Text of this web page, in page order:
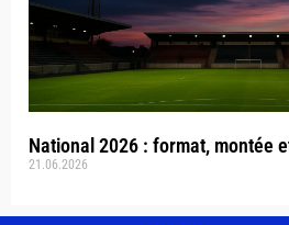
National 2026 : format, montée
21.06.2026